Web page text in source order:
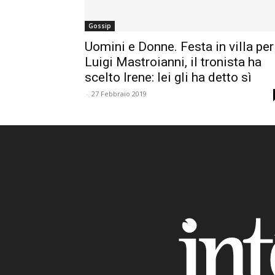
Gossip
Uomini e Donne. Festa in villa per
Luigi Mastroianni, il tronista ha
scelto Irene: lei gli ha detto sì
- 27 Febbraio 2019